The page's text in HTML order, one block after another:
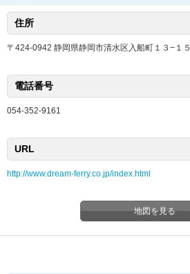
住所
〒424-0942 静岡県静岡市清水区入船町１３−１５
電話番号
054-352-9161
URL
http://www.dream-ferry.co.jp/index.html
地図を見る